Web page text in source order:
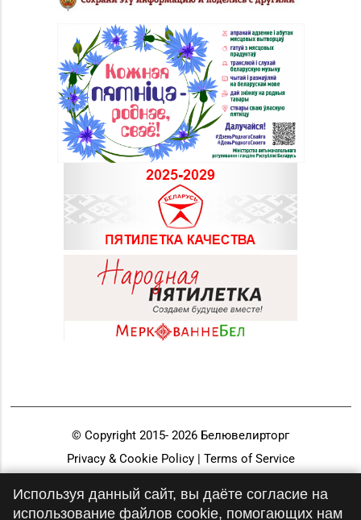
© Copyright 2015- 2026 Белювелирторг
Privacy & Cookie Policy | Terms of Service
Используя данный сайт, вы даёте согласие на
использование файлов cookie, помогающих нам